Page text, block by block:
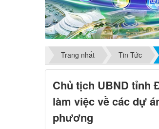
Trang nhất Tin Tức
Chủ tịch UBND tỉnh
làm việc về các dự
phương